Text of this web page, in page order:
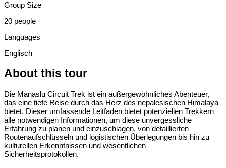
Group Size
20 people
Languages
Englisch
About this tour
Die Manaslu Circuit Trek ist ein außergewöhnliches Abenteuer,
das eine tiefe Reise durch das Herz des nepalesischen Himalaya
bietet. Dieser umfassende Leitfaden bietet potenziellen Trekkern
alle notwendigen Informationen, um diese unvergessliche
Erfahrung zu planen und einzuschlagen, von detaillierten
Routenaufschlüsseln und logistischen Überlegungen bis hin zu
kulturellen Erkenntnissen und wesentlichen
Sicherheitsprotokollen.